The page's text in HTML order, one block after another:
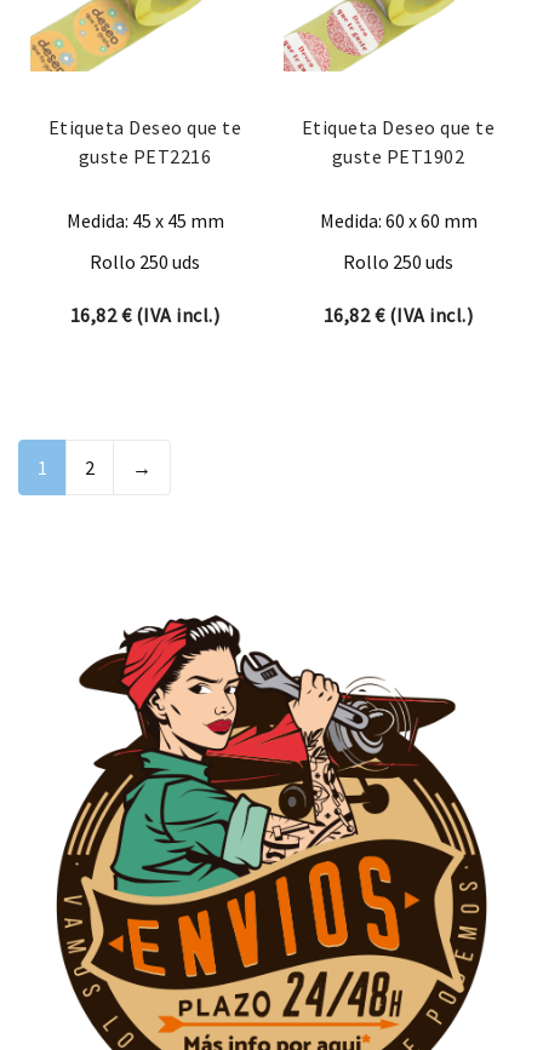
Etiqueta Deseo que te
guste PET2216
Medida: 45 x 45 mm
Rollo 250 uds
16,82€(IVA incl.)
Etiqueta Deseo que te
guste PET1902
Medida: 60 x 60 mm
Rollo 250 uds
16,82€(IVA incl.)
1 2 →